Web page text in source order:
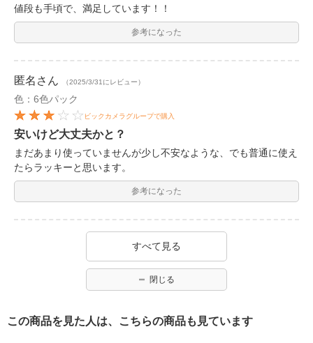
値段も手頃で、満足しています！！
参考になった
匿名 さん （2025/3/31にレビュー）
色：6色パック
ビックカメラグループで購入
安いけど大丈夫かと？
まだあまり使っていませんが少し不安なような、でも普通に使え
たらラッキーと思います。
参考になった
すべて見る
閉じる
この商品を見た人は、こちらの商品も見ています